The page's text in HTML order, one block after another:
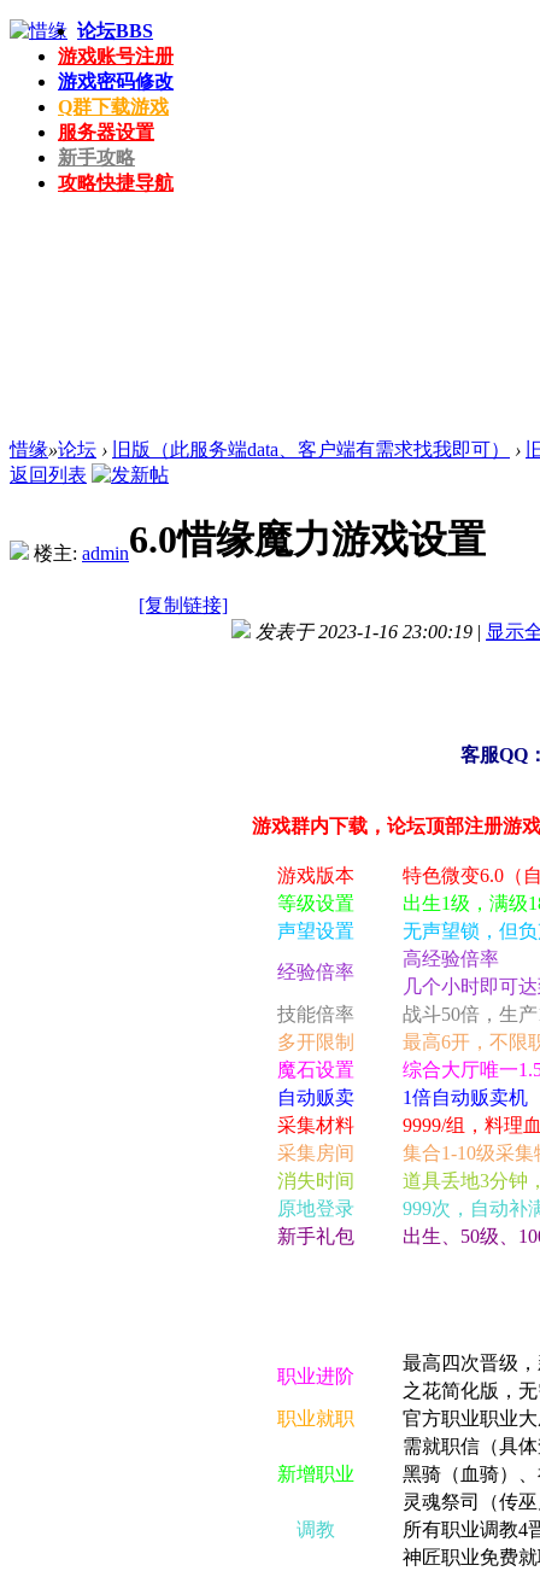
论坛BBS
游戏账号注册
游戏密码修改
Q群下载游戏
服务器设置
新手攻略
攻略快捷导航
惜缘»论坛 › 旧版（此服务端data、客户端有需求找我即可） ›
返回列表
楼主: admin6.0惜缘魔力游戏设置
[复制链接]
发表于 2023-1-16 23:00:19 | 显示
客服QQ
游戏群内下载，论坛顶部注册游
游戏版本
特色微变6.0（
等级设置
出生1级，满级
声望设置
无声望锁，但
经验倍率
高经验倍率
几个小时即可
技能倍率
战斗50倍，生
多开限制
最高6开，不限
魔石设置
综合大厅唯一
自动贩卖
1倍自动贩卖机
采集材料
9999/组，料理
采集房间
集合1-10级采集
消失时间
道具丢地3分钟
原地登录
999次，自动补
新手礼包
出生、50级、
职业进阶
最高四次晋级
之花简化版，
职业就职
官方职业职业
新增职业
需就职信（具
黑骑（血骑）
灵魂祭司（传
调教
所有职业调教4
神匠职业免费